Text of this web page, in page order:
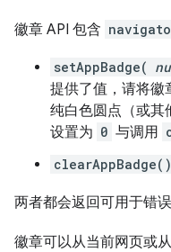
徽章 API 包含
setAppBadge(
提供了值，请将徽
纯白色圆点（或其
设置为 0 与调用
clearAppBadge()
两者都会返回可用于错
徽章可以从当前网页或